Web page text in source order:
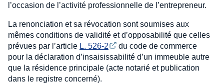
l’occasion de l’activité professionnelle de l’entrepreneur.
La renonciation et sa révocation sont soumises aux
mêmes conditions de validité et d’opposabilité que celles
prévues par l’article L. 526-2
du code de commerce
pour la déclaration d’insaisissabilité d’un immeuble autre
que la résidence principale (acte notarié et publication
dans le registre concerné).